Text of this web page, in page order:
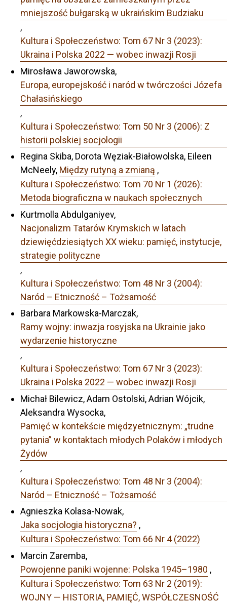
mniejszość bułgarską w ukraińskim Budziaku
,
Kultura i Społeczeństwo: Tom 67 Nr 3 (2023):
Ukraina i Polska 2022 — wobec inwazji Rosji
Mirosława Jaworowska,
Europa, europejskość i naród w twórczości Józefa
Chałasińskiego
,
Kultura i Społeczeństwo: Tom 50 Nr 3 (2006): Z
historii polskiej socjologii
Regina Skiba, Dorota Węziak-Białowolska, Eileen
McNeely, Między rutyną a zmianą ,
Kultura i Społeczeństwo: Tom 70 Nr 1 (2026):
Metoda biograficzna w naukach społecznych
Kurtmolla Abdulganiyev,
Nacjonalizm Tatarów Krymskich w latach
dziewięćdziesiątych XX wieku: pamięć, instytucje,
strategie polityczne
,
Kultura i Społeczeństwo: Tom 48 Nr 3 (2004):
Naród – Etniczność – Tożsamość
Barbara Markowska-Marczak,
Ramy wojny: inwazja rosyjska na Ukrainie jako
wydarzenie historyczne
,
Kultura i Społeczeństwo: Tom 67 Nr 3 (2023):
Ukraina i Polska 2022 — wobec inwazji Rosji
Michał Bilewicz, Adam Ostolski, Adrian Wójcik,
Aleksandra Wysocka,
Pamięć w kontekście międzyetnicznym: „trudne
pytania” w kontaktach młodych Polaków i młodych
Żydów
,
Kultura i Społeczeństwo: Tom 48 Nr 3 (2004):
Naród – Etniczność – Tożsamość
Agnieszka Kolasa-Nowak,
Jaka socjologia historyczna? ,
Kultura i Społeczeństwo: Tom 66 Nr 4 (2022)
Marcin Zaremba,
Powojenne paniki wojenne: Polska 1945–1980 ,
Kultura i Społeczeństwo: Tom 63 Nr 2 (2019):
WOJNY — HISTORIA, PAMIĘĆ, WSPÓŁCZESNOŚĆ